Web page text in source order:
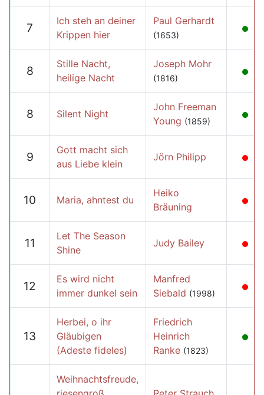
7
Ich steh an deiner
Krippen hier
Paul Gerhardt
(1653)
8
Stille Nacht,
heilige Nacht
Joseph Mohr
(1816)
8 Silent Night
John Freeman
Young (1859)
9
Gott macht sich
aus Liebe klein
Jörn Philipp
10 Maria, ahntest du
Heiko
Bräuning
11
Let The Season
Shine
Judy Bailey
12
Es wird nicht
immer dunkel sein
Manfred
Siebald (1998)
13
Herbei, o ihr
Gläubigen
(Adeste fideles)
Friedrich
Heinrich
Ranke (1823)
Weihnachtsfreude,